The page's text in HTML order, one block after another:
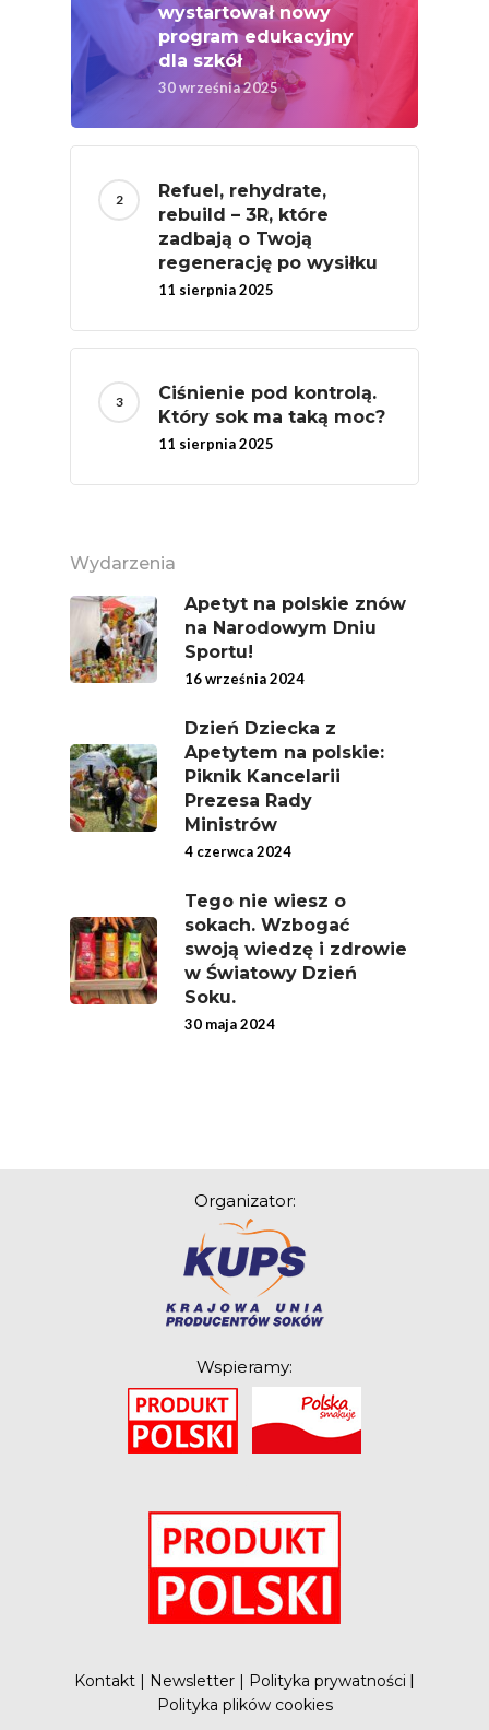
wystartował nowy
program edukacyjny
dla szkół
30 września 2025
Refuel, rehydrate,
rebuild – 3R, które
zadbają o Twoją
regenerację po wysiłku
11 sierpnia 2025
Ciśnienie pod kontrolą.
Który sok ma taką moc?
11 sierpnia 2025
Wydarzenia
Apetyt na polskie znów
na Narodowym Dniu
Sportu!
16 września 2024
Dzień Dziecka z
Apetytem na polskie:
Piknik Kancelarii
Prezesa Rady
Ministrów
4 czerwca 2024
Tego nie wiesz o
sokach. Wzbogać
swoją wiedzę i zdrowie
w Światowy Dzień
Soku.
30 maja 2024
Organizator:
Wspieramy:
Kontakt | Newsletter | Polityka prywatności |
Polityka plików cookies
Związek Zawodowy
Rolników Ojczyzna
Branża
Wydarzenia